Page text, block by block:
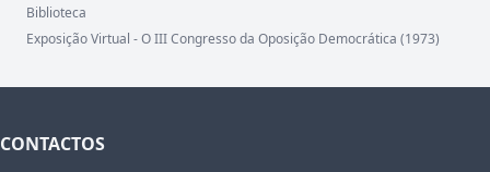
Biblioteca
Exposição Virtual - O III Congresso da Oposição Democrática (1973)
CONTACTOS